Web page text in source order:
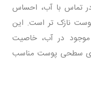
تماس با آب، احساس
نازک تر است. این
موجود در آب، خاصیت
های سطحی پوست مناسب